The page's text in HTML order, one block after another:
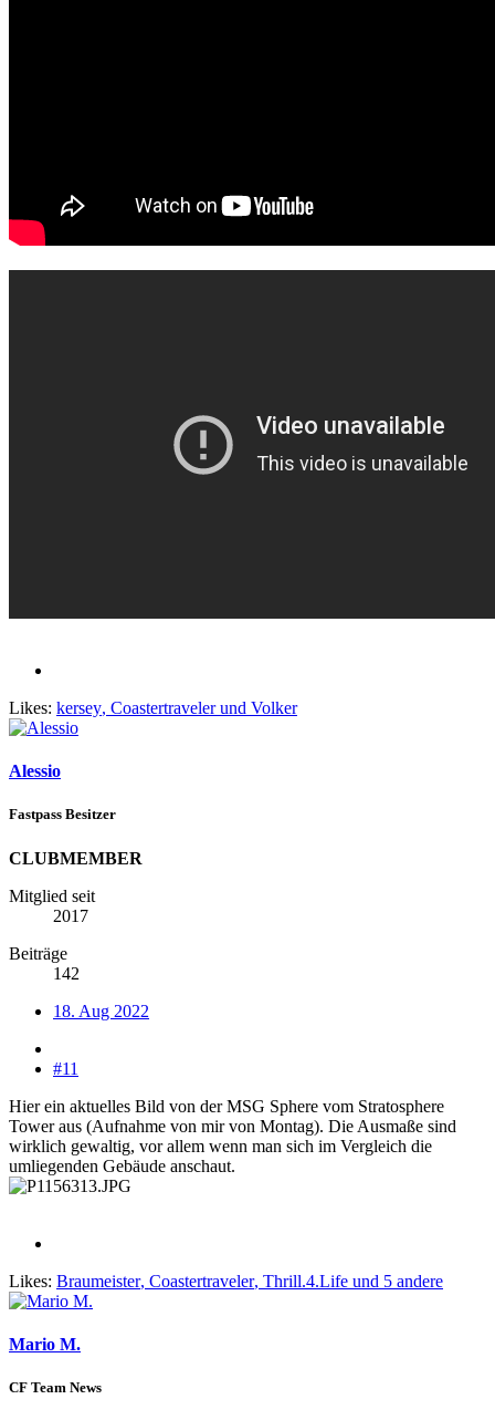
Likes: kersey, Coastertravelerund Volker
Alessio
Fastpass Besitzer
CLUBMEMBER
Mitglied seit
2017
Beiträge
142
18. Aug 2022
#11
Hier ein aktuelles Bild von der MSG Sphere vom Stratosphere
Tower aus (Aufnahme von mir von Montag). Die Ausmaße sind
wirklich gewaltig, vor allem wenn man sich im Vergleich die
umliegenden Gebäude anschaut.
Likes: Braumeister, Coastertraveler, Thrill.4.Life und 5 andere
Mario M.
CF Team News